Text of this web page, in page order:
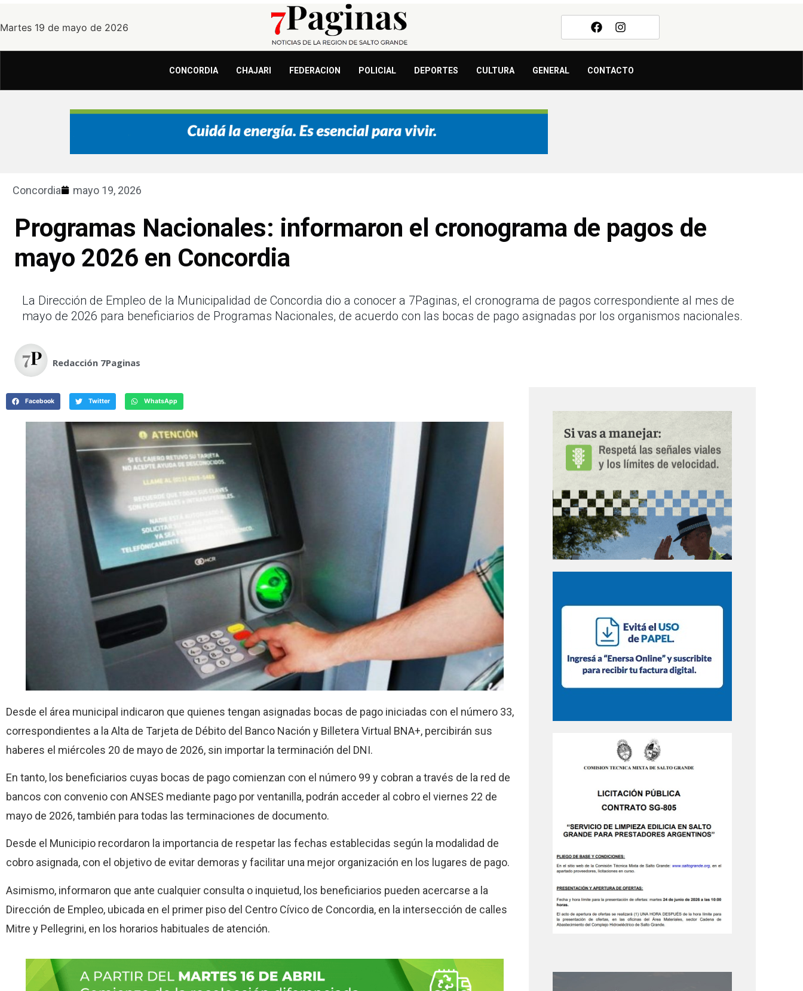
Martes 19 de mayo de 2026
CONCORDIA CHAJARI FEDERACION POLICIAL DEPORTES CULTURA GENERAL CONTACTO
Concordia mayo 19, 2026
Programas Nacionales: informaron el cronograma de pagos de
mayo 2026 en Concordia
La Dirección de Empleo de la Municipalidad de Concordia dio a conocer a 7Paginas, el cronograma de pagos correspondiente al mes de
mayo de 2026 para beneficiarios de Programas Nacionales, de acuerdo con las bocas de pago asignadas por los organismos nacionales.
Redacción 7Paginas
Facebook Twitter WhatsApp
Desde el área municipal indicaron que quienes tengan asignadas bocas de pago iniciadas con el número 33,
correspondientes a la Alta de Tarjeta de Débito del Banco Nación y Billetera Virtual BNA+, percibirán sus
haberes el miércoles 20 de mayo de 2026, sin importar la terminación del DNI.
En tanto, los beneficiarios cuyas bocas de pago comienzan con el número 99 y cobran a través de la red de
bancos con convenio con ANSES mediante pago por ventanilla, podrán acceder al cobro el viernes 22 de
mayo de 2026, también para todas las terminaciones de documento.
Desde el Municipio recordaron la importancia de respetar las fechas establecidas según la modalidad de
cobro asignada, con el objetivo de evitar demoras y facilitar una mejor organización en los lugares de pago.
Asimismo, informaron que ante cualquier consulta o inquietud, los beneficiarios pueden acercarse a la
Dirección de Empleo, ubicada en el primer piso del Centro Cívico de Concordia, en la intersección de calles
Mitre y Pellegrini, en los horarios habituales de atención.